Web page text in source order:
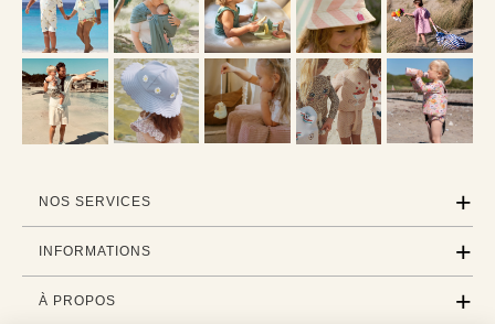
NOS SERVICES
INFORMATIONS
À PROPOS